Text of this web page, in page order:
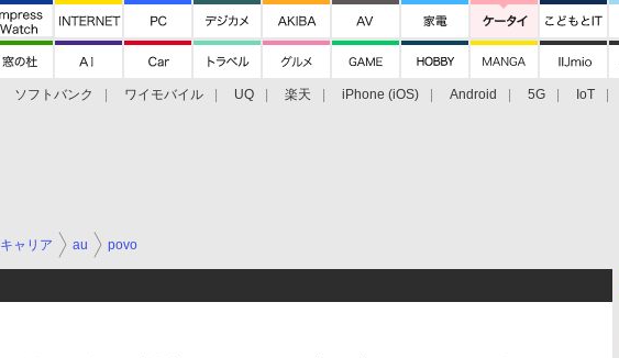
ソフトバンク ワイモバイル UQ 楽天 iPhone (iOS) Android 5G IoT
キャリア au povo